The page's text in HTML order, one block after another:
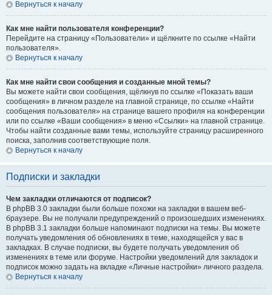
Вернуться к началу
Как мне найти пользователя конференции?
Перейдите на страницу «Пользователи» и щёлкните по ссылке «Найти
пользователя».
Вернуться к началу
Как мне найти свои сообщения и созданные мной темы?
Вы можете найти свои сообщения, щёлкнув по ссылке «Показать ваши
сообщения» в личном разделе на главной странице, по ссылке «Найти
сообщения пользователя» на странице вашего профиля на конференции
или по ссылке «Ваши сообщения» в меню «Ссылки» на главной странице.
Чтобы найти созданные вами темы, используйте страницу расширенного
поиска, заполнив соответствующие поля.
Вернуться к началу
Подписки и закладки
Чем закладки отличаются от подписок?
В phpBB 3.0 закладки были больше похожи на закладки в вашем веб-
браузере. Вы не получали предупреждений о произошедших изменениях.
В phpBB 3.1 закладки больше напоминают подписки на темы. Вы можете
получать уведомления об обновлениях в теме, находящейся у вас в
закладках. В случае подписки, вы будете получать уведомления об
изменениях в теме или форуме. Настройки уведомлений для закладок и
подписок можно задать на вкладке «Личные настройки» личного раздела.
Вернуться к началу